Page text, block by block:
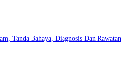
Tanda Bahaya, Diagnosis Dan Rawatan